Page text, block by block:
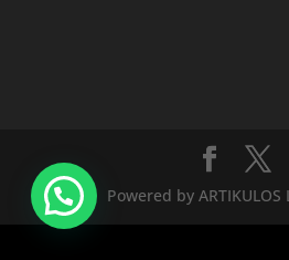
Powered by ARTIKULOS